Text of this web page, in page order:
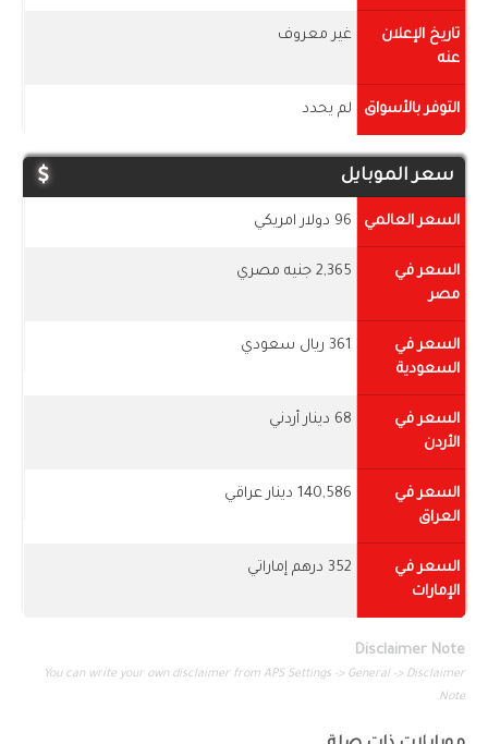
تاريخ الإعلان
عنه
غير معروف
التوفر بالأسواق لم يحدد
سعر الموبايل
السعر العالمي 96 دولار امريكي
السعر في
مصر
2,365 جنيه مصري
السعر في
السعودية
361 ريال سعودي
السعر في
الأردن
68 دينار أردني
السعر في
العراق
140,586 دينار عراقي
السعر في
الإمارات
352 درهم إماراتي
Disclaimer Note
You can write your own disclaimer from APS Settings -> General -> Disclaimer
Note.